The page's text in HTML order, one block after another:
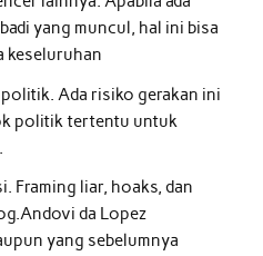
yang muncul, hal ini bisa
keseluruhan
Ada risiko gerakan ini
politik tertentu untuk
Framing liar, hoaks, dan
da Lopez
yang sebelumnya